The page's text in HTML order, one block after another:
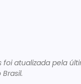
foi atualizada pela